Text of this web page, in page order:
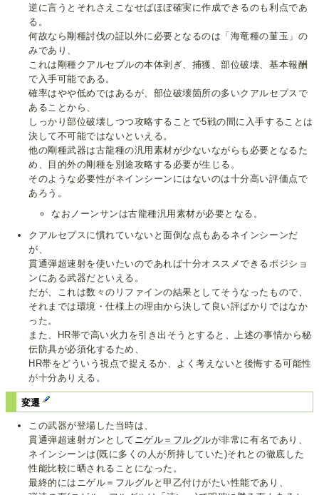
逆に言うとそれさえこなせばほぼ確実に作成できるのも利点であ
る。
何故なら剛種討伐の証以外に必要となるのは「海竜種の菫玉」の
みであり、
これは剛種クアルセプルの本体剥ぎ、捕獲、部位破壊、基本報酬
で入手可能である。
確率はやや低めではあるが、部位破壊箇所の多いクアルセプスで
あることから、
しっかり部位破壊しつつ攻略することで5戦の間に入手することは
決して不可能ではないといえる。
他の剛種武器は古龍種の汎用素材が少ないながらも必要となるた
め、目的外の剛種を別途攻略する必要が生じる。
そのような必要性がネインシーンにはないのは十分高い評価点で
あろう。
なおノーンサンは古龍種汎用素材が必要となる。
クアルセプスに慣れていないと面倒な点もあるネインシーンだ
が、
貫通弾超速射を使いたいのであれば十分オススメできるポジショ
ンにある武器だといえる。
だが、これは数々のリファインの結果としてそうなったもので、
それまでは環境・仕様上の理由から決して良い評ばかりではなか
った。
また、HR帯で高い火力を引き出そうとすると、上述の事情から秘
伝防具が必須化するため、
HR帯をどういう視点で捉えるか、よく考えないと後悔する可能性
が十分ありえる。
変遷
この武器が登場した当時は、
貫通弾超速射ガンとして ニゲル＝フルグルが非常に有名であり、
ネインシーンは(既に多くの人が所持していた)それとの徹底した
性能比較に晒されることになった。
最終的にはニゲル＝フルグルと甲乙付けがたい性能であり、